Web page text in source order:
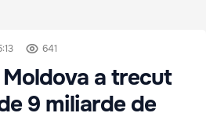
641
Moldova a trecut
9 miliarde de